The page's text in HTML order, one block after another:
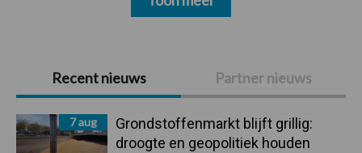
Primaire
Sidebar
Recent nieuws Partner nieuws
7 aug
Grondstoffenmarkt blijft grillig:
droogte en geopolitiek houden